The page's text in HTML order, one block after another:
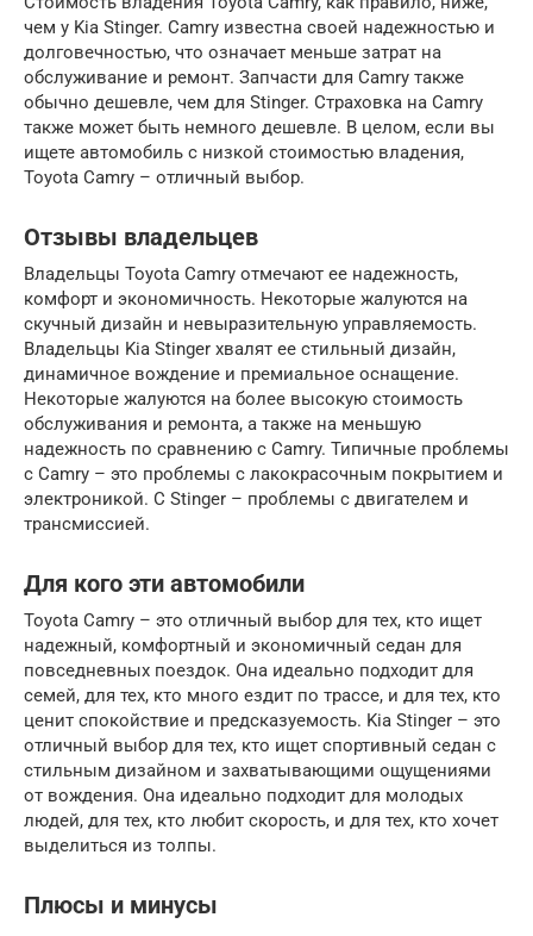
чем у Kia Stinger. Camry известна своей надежностью и
долговечностью, что означает меньше затрат на
обслуживание и ремонт. Запчасти для Camry также
обычно дешевле, чем для Stinger. Страховка на Camry
также может быть немного дешевле. В целом, если вы
ищете автомобиль с низкой стоимостью владения,
Toyota Camry – отличный выбор.
Отзывы владельцев
Владельцы Toyota Camry отмечают ее надежность,
комфорт и экономичность. Некоторые жалуются на
скучный дизайн и невыразительную управляемость.
Владельцы Kia Stinger хвалят ее стильный дизайн,
динамичное вождение и премиальное оснащение.
Некоторые жалуются на более высокую стоимость
обслуживания и ремонта, а также на меньшую
надежность по сравнению с Camry. Типичные проблемы
с Camry – это проблемы с лакокрасочным покрытием и
электроникой. С Stinger – проблемы с двигателем и
трансмиссией.
Для кого эти автомобили
Toyota Camry – это отличный выбор для тех, кто ищет
надежный, комфортный и экономичный седан для
повседневных поездок. Она идеально подходит для
семей, для тех, кто много ездит по трассе, и для тех, кто
ценит спокойствие и предсказуемость. Kia Stinger – это
отличный выбор для тех, кто ищет спортивный седан с
стильным дизайном и захватывающими ощущениями
от вождения. Она идеально подходит для молодых
людей, для тех, кто любит скорость, и для тех, кто хочет
выделиться из толпы.
Плюсы и минусы